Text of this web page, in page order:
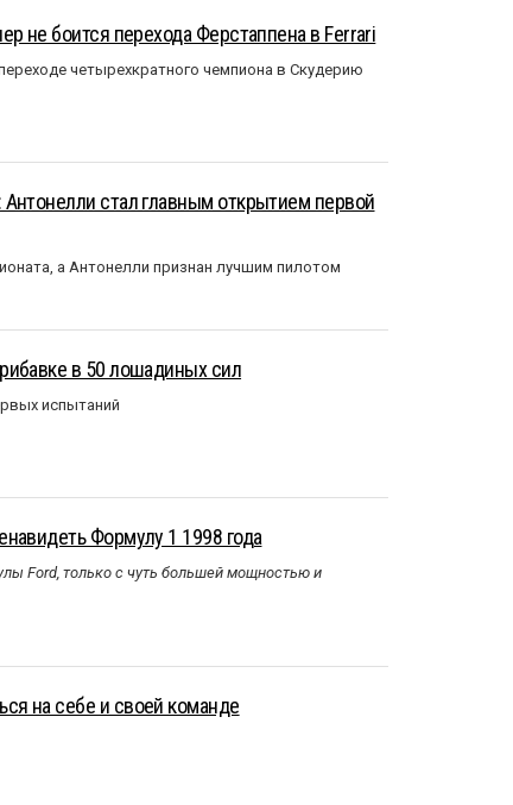
не боится перехода Ферстаппена в Ferrari
четырехкратного чемпиона в Скудерию
стал главным открытием первой
а Антонелли признан лучшим пилотом
в 50 лошадиных сил
испытаний
Формулу 1 1998 года
Ford, только с чуть большей мощностью и
на себе и своей команде